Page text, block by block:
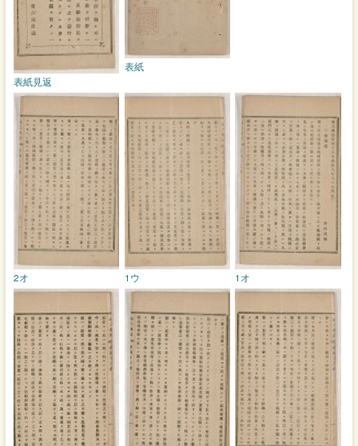
表紙
表紙見返
1オ
1ウ
2オ